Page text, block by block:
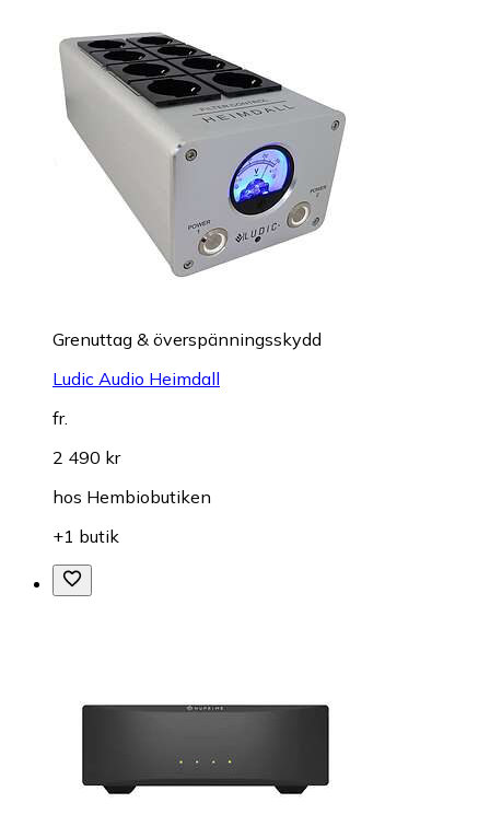
Grenuttag & överspänningsskydd
Ludic Audio Heimdall
fr.
2 490 kr
hos Hembiobutiken
+1 butik